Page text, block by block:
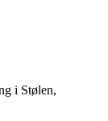
i Stølen,